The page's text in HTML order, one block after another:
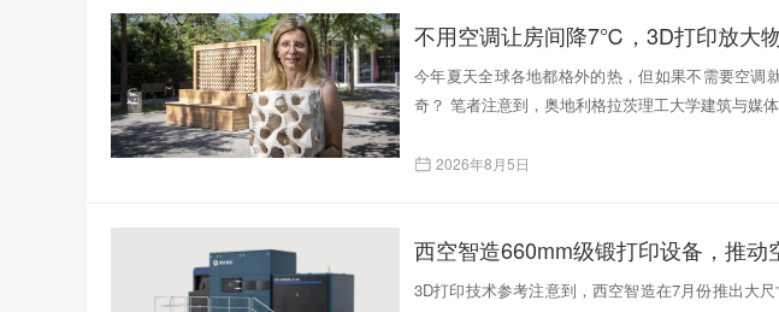
不用空调让房间降7℃，3D打印放大
今年夏天全球各地都格外的热，但如果不需要空
奇？ 笔者注意到，奥地利格拉茨理工大学建筑与媒
2026年8月5日
西空智造660mm级锻打印设备，推动
3D打印技术参考注意到，西空智造在7月份推出大